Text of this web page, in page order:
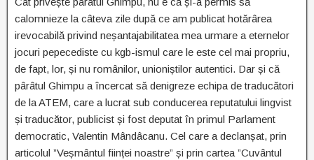
calomnieze la câteva zile după ce am publicat hotărârea
irevocabilă privind neșantajabilitatea mea urmare a eternelor
jocuri pepecediste cu kgb-ismul care le este cel mai propriu,
de fapt, lor, și nu românilor, unioniștilor autentici. Dar și că
pârâtul Ghimpu a încercat să denigreze echipa de traducători
de la ATEM, care a lucrat sub conducerea reputatului lingvist
și traducător, publicist și fost deputat în primul Parlament
democratic, Valentin Mândâcanu. Cel care a declanșat, prin
articolul ”Veșmântul ființei noastre” și prin cartea ”Cuvântul